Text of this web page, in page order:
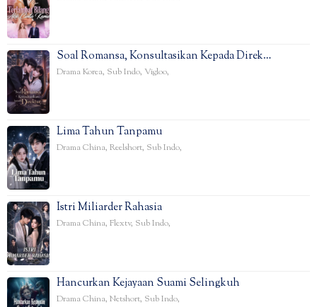
Soal Romansa, Konsultasikan Kepada Direk…
Drama Korea, Sub Indo, Vigloo,
Lima Tahun Tanpamu
Drama China, Reelshort, Sub Indo,
Istri Miliarder Rahasia
Drama China, Flextv, Sub Indo,
Hancurkan Kejayaan Suami Selingkuh
Drama China, Netshort, Sub Indo,